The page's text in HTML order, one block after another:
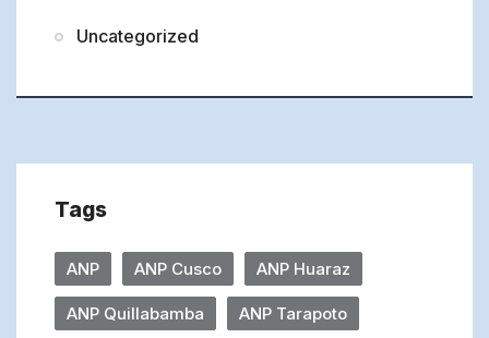
Uncategorized
Tags
ANP ANP Cusco ANP Huaraz
ANP Quillabamba ANP Tarapoto